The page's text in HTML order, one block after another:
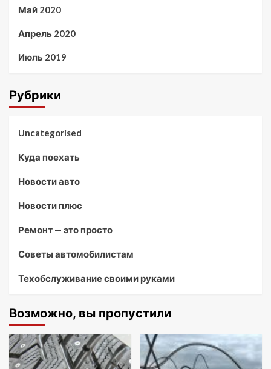
Май 2020
Апрель 2020
Июль 2019
Рубрики
Uncategorised
Куда поехать
Новости авто
Новости плюс
Ремонт — это просто
Советы автомобилистам
Техобслуживание своими руками
Возможно, вы пропустили